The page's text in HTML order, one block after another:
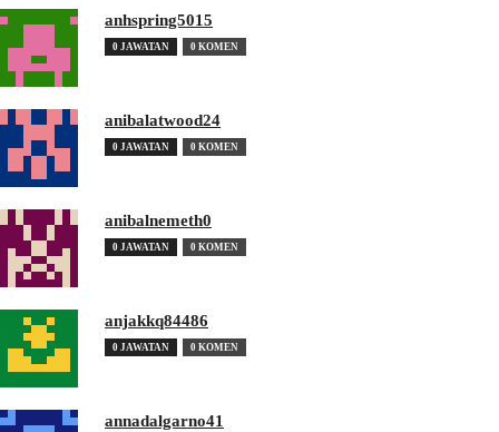
anhspring5015
0 JAWATAN 0 KOMEN
anibalatwood24
0 JAWATAN 0 KOMEN
anibalnemeth0
0 JAWATAN 0 KOMEN
anjakkq84486
0 JAWATAN 0 KOMEN
annadalgarno41